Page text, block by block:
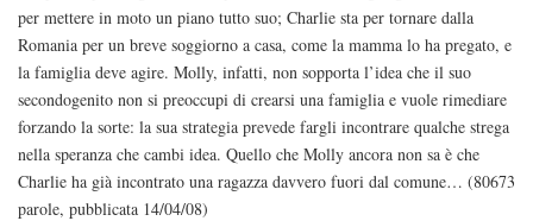
per mettere in moto un piano tutto suo; Charlie sta per tornare dalla
Romania per un breve soggiorno a casa, come la mamma lo ha pregato, e
la famiglia deve agire. Molly, infatti, non sopporta l’idea che il suo
secondogenito non si preoccupi di crearsi una famiglia e vuole rimediare
forzando la sorte: la sua strategia prevede fargli incontrare qualche strega
nella speranza che cambi idea. Quello che Molly ancora non sa è che
Charlie ha già incontrato una ragazza davvero fuori dal comune… (80673
parole, pubblicata 14/04/08)